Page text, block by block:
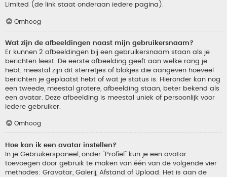
Limited (de link staat onderaan iedere pagina).
Omhoog
Wat zijn de afbeeldingen naast mijn gebruikersnaam?
Er kunnen 2 afbeeldingen bij een gebruikersnaam staan als je
berichten leest. De eerste afbeelding geeft aan welke rang je
hebt, meestal zijn dit sterretjes of blokjes die aangeven hoeveel
berichten je geplaatst hebt of wat je status is. Hieronder kan nog
een tweede, meestal grotere, afbeelding staan, beter bekend als
een avatar. Deze afbeelding is meestal uniek of persoonlijk voor
iedere gebruiker.
Omhoog
Hoe kan ik een avatar instellen?
In je Gebruikerspaneel, onder “Profiel” kun je een avatar
toevoegen door gebruik te maken van één van de volgende vier
methodes: Gravatar, Galerij, Afstand of Upload. Het is aan de